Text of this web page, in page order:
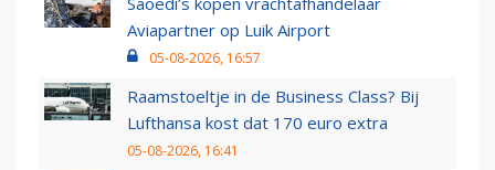
Aviapartner op Luik Airport
05-08-2026, 16:57
Raamstoeltje in de Business Class? Bij
Lufthansa kost dat 170 euro extra
05-08-2026, 16:41